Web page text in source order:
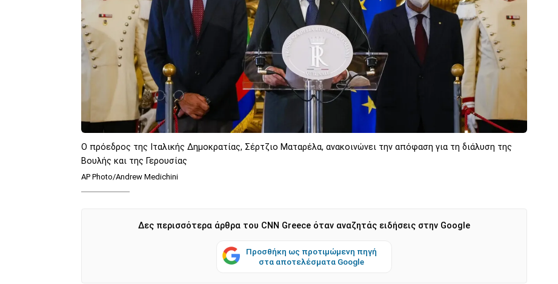
Ο πρόεδρος της Ιταλικής Δημοκρατίας, Σέρτζιο Ματαρέλα, ανακοινώνει την απόφαση για τη διάλυση της
Βουλής και της Γερουσίας
AP Photo/Andrew Medichini
Δες περισσότερα άρθρα του CNN Greece όταν αναζητάς ειδήσεις στην Google
Προσθήκη ως προτιμώμενη πηγή
στα αποτελέσματα Google